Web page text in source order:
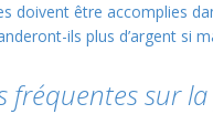
doivent être accomplies
ils plus d’argent si
fréquentes sur